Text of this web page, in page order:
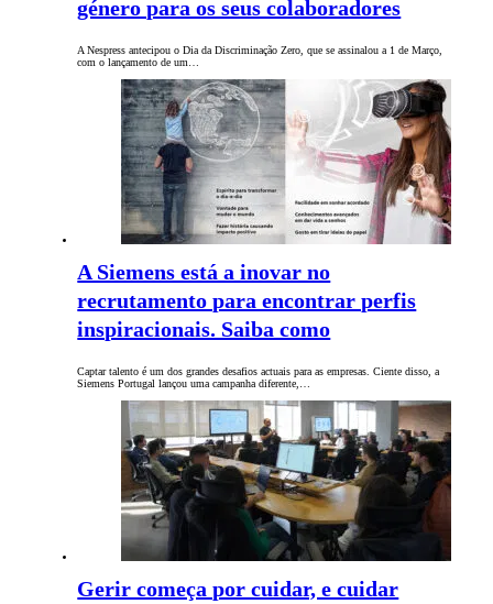
género para os seus colaboradores
A Nespress antecipou o Dia da Discriminação Zero, que se assinalou a 1 de Março,
com o lançamento de um…
A Siemens está a inovar no
recrutamento para encontrar perfis
inspiracionais. Saiba como
Captar talento é um dos grandes desafios actuais para as empresas. Ciente disso, a
Siemens Portugal lançou uma campanha diferente,…
Gerir começa por cuidar, e cuidar